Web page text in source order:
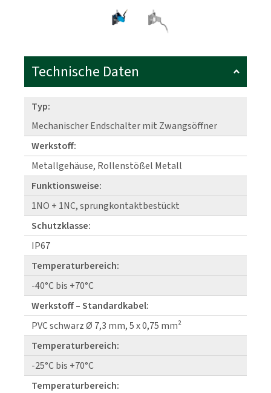
Technische Daten
Typ:
Mechanischer Endschalter mit Zwangsöffner
Werkstoff:
Metallgehäuse, Rollenstößel Metall
Funktionsweise:
1NO + 1NC, sprungkontaktbestückt
Schutzklasse:
IP67
Temperaturbereich:
-40°C bis +70°C
Werkstoff – Standardkabel:
PVC schwarz Ø 7,3 mm, 5 x 0,75 mm²
Temperaturbereich:
-25°C bis +70°C
Temperaturbereich: